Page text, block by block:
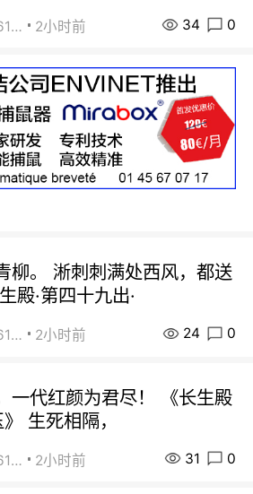
街友21416156 2小时前 34 0
柳。 淅刺刺满处西风，都送
殿·第四十九出·
街友21416156 2小时前 24 0
一代红颜为君尽！ 《长生殿
生死相隔，
街友21416156 2小时前 31 0